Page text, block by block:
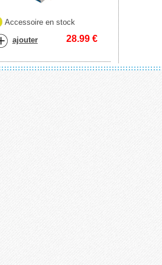
Accessoire en stock
ajouter 28.99€